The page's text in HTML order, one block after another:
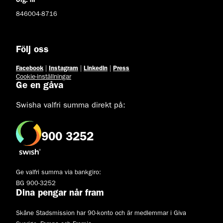
846004-8716
Följ oss
Facebook Instagram Linkedin
Press
Cookie-inställningar
Ge en gåva
Swisha valfri summa direkt på:
900 3252
Ge valfri summa via bankgiro:
BG 900-3252
Dina pengar når fram
Skåne Stadsmission har 90-konto och är medlemmar i Giva